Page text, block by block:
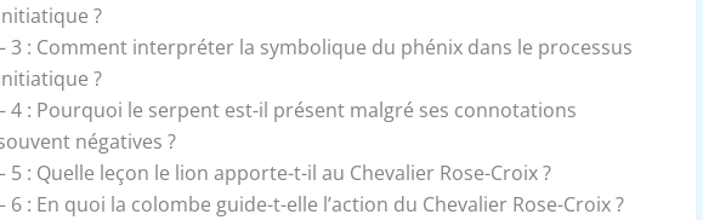
?
3 : Comment interpréter la symbolique du phénix dans le processus
?
4 : Pourquoi le serpent est-il présent malgré ses connotations
négatives ?
5 : Quelle leçon le lion apporte-t-il au Chevalier Rose-Croix ?
6 : En quoi la colombe guide-t-elle l’action du Chevalier Rose-Croix ?